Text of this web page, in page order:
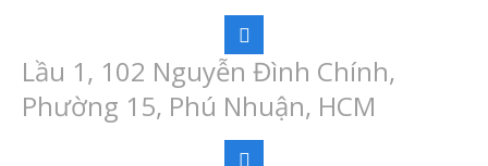
Lầu 1, 102 Nguyễn Đình Chính,
Phường 15, Phú Nhuận, HCM